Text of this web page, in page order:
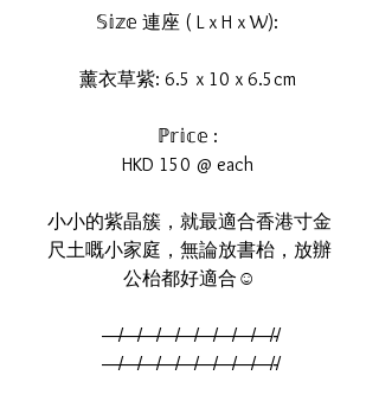
𝕊𝕚𝕫𝕖 連座 ( L x H x W):
薰衣草紫: 6.5 x 10 x 6.5cm
ℙ𝕣𝕚𝕔𝕖 :
HKD 150 @ each
小小的紫晶簇，就最適合香港寸金
尺土嘅小家庭，無論放書枱，放辦
公枱都好適合☺️
—̸—̸—̸—̸—̸—̸—̸—̸—̸-̸
—̸—̸—̸—̸—̸—̸—̸—̸—̸-̸